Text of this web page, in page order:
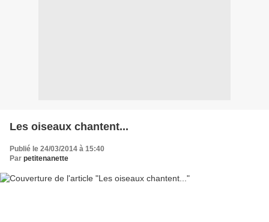
Les oiseaux chantent...
Publié le 24/03/2014 à 15:40
Par petitenanette